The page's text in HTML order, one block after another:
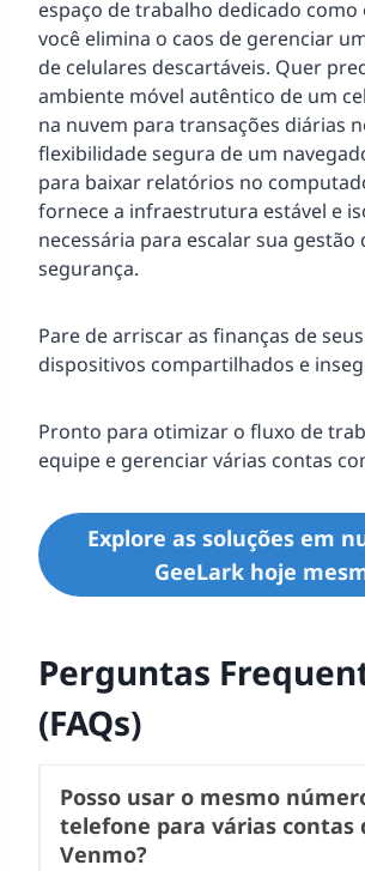
espaço de trabalho dedicado como
você elimina o caos de gerenciar
de celulares descartáveis. Quer
ambiente móvel autêntico de um
na nuvem para transações diárias
flexibilidade segura de um
para baixar relatórios no
fornece a infraestrutura estável e
necessária para escalar sua gestão
segurança.
Pare de arriscar as finanças de
dispositivos compartilhados e
Pronto para otimizar o fluxo de
equipe e gerenciar várias contas
Explore as soluções em
GeeLark hoje
Perguntas
(FAQs)
Posso usar o mesmo
telefone para várias contas
Venmo?